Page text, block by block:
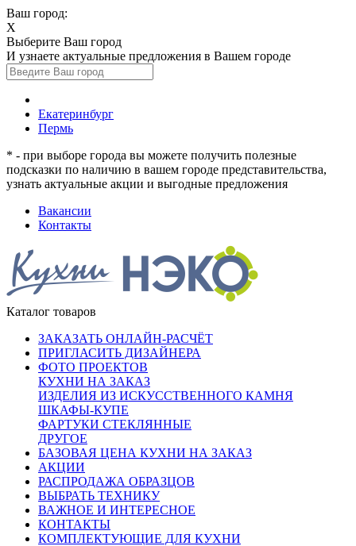
Ваш город:
X
Выберите Ваш город
И узнаете актуальные предложения в Вашем городе
Екатеринбург
Пермь
* - при выборе города вы можете получить полезные
подсказки по наличию в вашем городе представительства,
узнать актуальные акции и выгодные предложения
Вакансии
Контакты
Каталог товаров
ЗАКАЗАТЬ ОНЛАЙН-РАСЧЁТ
ПРИГЛАСИТЬ ДИЗАЙНЕРА
ФОТО ПРОЕКТОВ
КУХНИ НА ЗАКАЗ
ИЗДЕЛИЯ ИЗ ИСКУССТВЕННОГО КАМНЯ
ШКАФЫ-КУПЕ
ФАРТУКИ СТЕКЛЯННЫЕ
ДРУГОЕ
БАЗОВАЯ ЦЕНА КУХНИ НА ЗАКАЗ
АКЦИИ
РАСПРОДАЖА ОБРАЗЦОВ
ВЫБРАТЬ ТЕХНИКУ
ВАЖНОЕ И ИНТЕРЕСНОЕ
КОНТАКТЫ
КОМПЛЕКТУЮЩИЕ ДЛЯ КУХНИ